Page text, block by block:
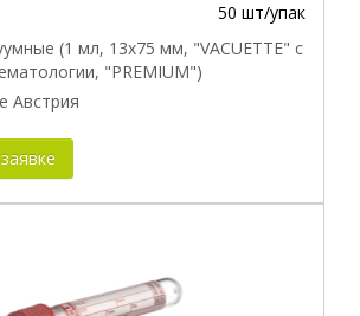
50 шт/упак
(1 мл, 13х75 мм, "VACUETTE" с
"PREMIUM")
Австрия